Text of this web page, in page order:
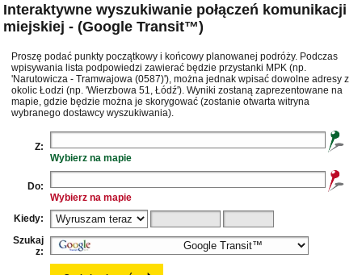
Interaktywne wyszukiwanie połączeń komunikacji
miejskiej - (Google Transit™)
Proszę podać punkty początkowy i końcowy planowanej podróży. Podczas
wpisywania lista podpowiedzi zawierać będzie przystanki MPK (np.
'Narutowicza - Tramwajowa (0587)'), można jednak wpisać dowolne adresy z
okolic Łodzi (np. 'Wierzbowa 51, Łódź'). Wyniki zostaną zaprezentowane na
mapie, gdzie będzie można je skorygować (zostanie otwarta witryna
wybranego dostawcy wyszukiwania).
Z:
Wybierz na mapie
Do:
Wybierz na mapie
Kiedy:
Szukaj
z: